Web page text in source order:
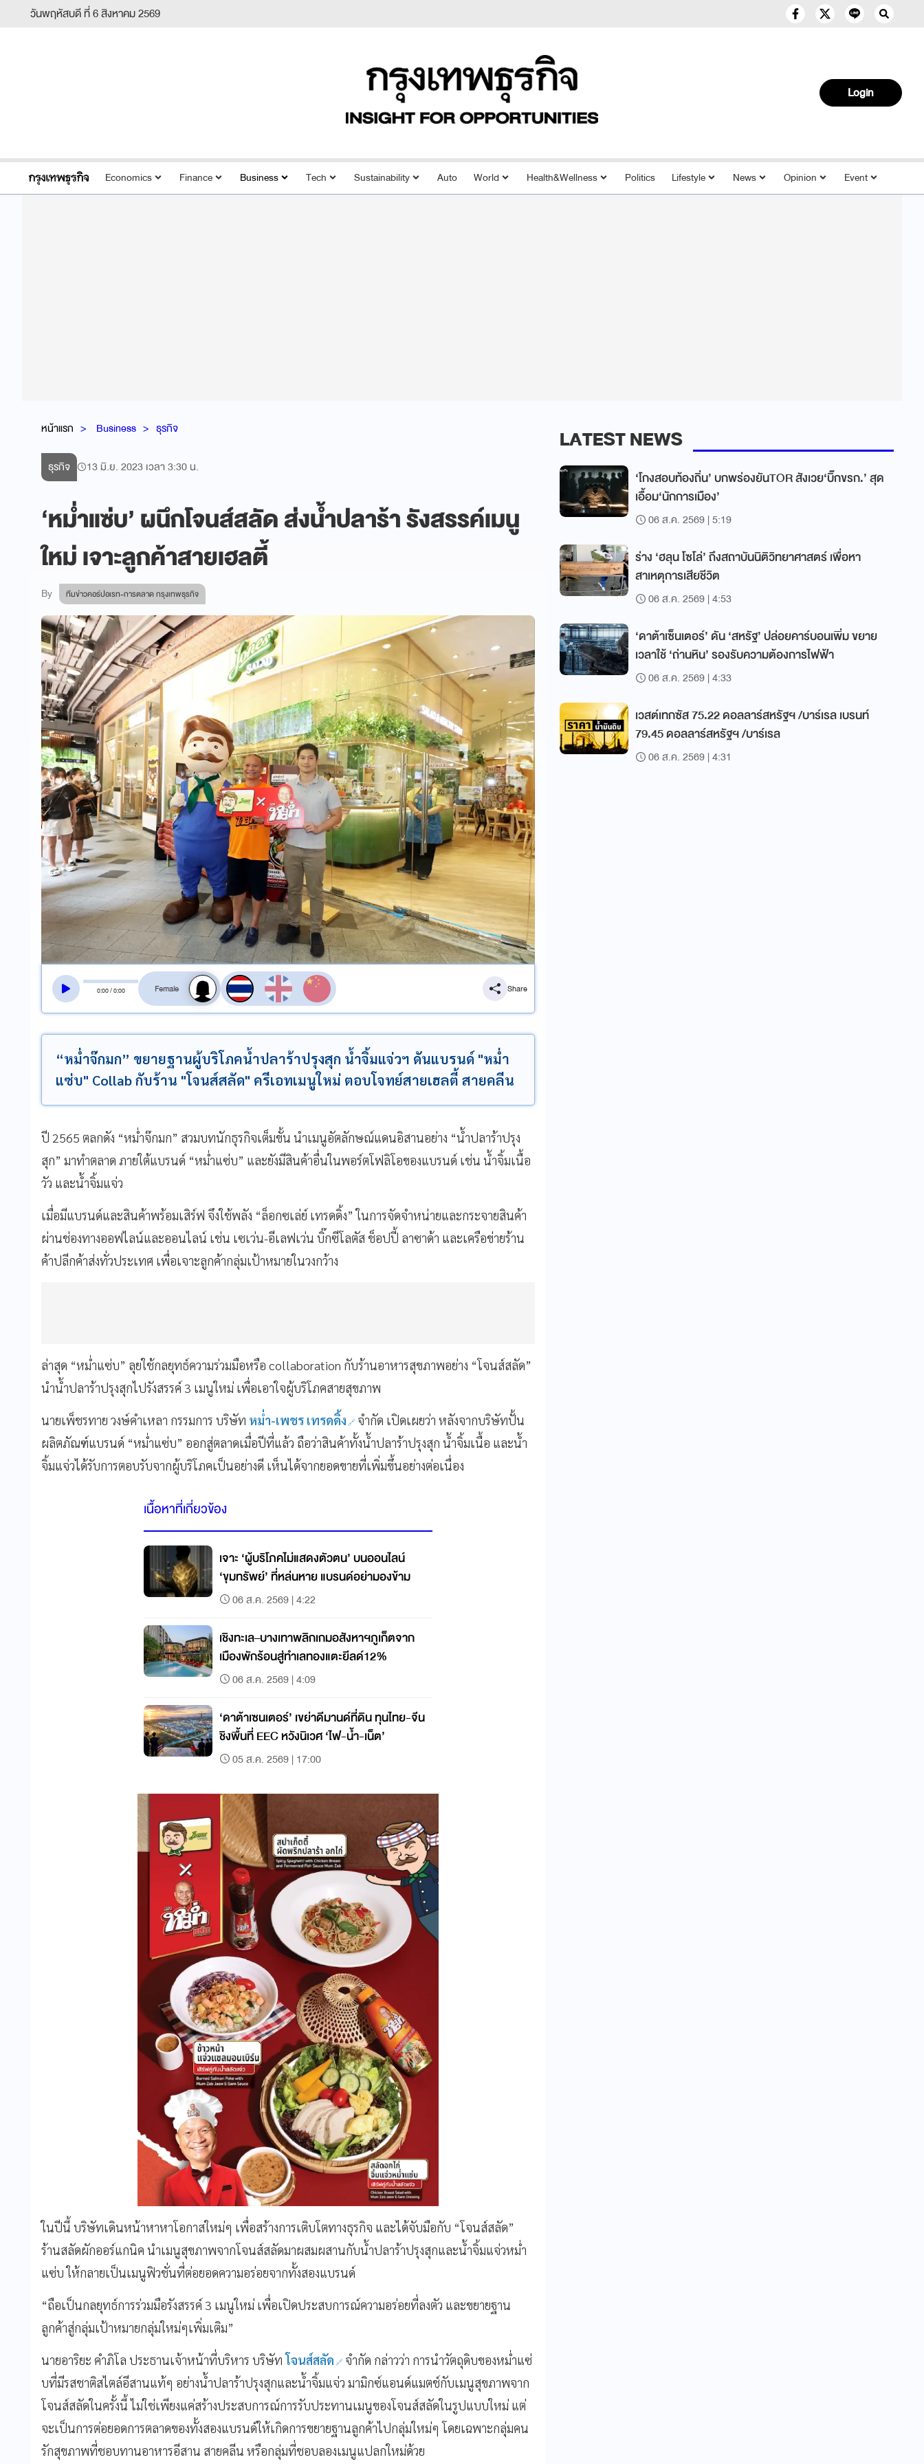
วันพฤหัสบดี ที่ 6 สิงหาคม 2569
Login
Economics Finance Business Tech Sustainability Auto World Health&Wellness Politics Lifestyle News Opinion Event
หน้าแรก Business ธุรกิจ
ธุรกิจ 13 มิ.ย. 2023 เวลา 3:30 น.
‘หม่ำแซ่บ’ ผนึกโจนส์สลัด ส่งน้ำปลาร้า รังสรรค์เมนู
ใหม่ เจาะลูกค้าสายเฮลตี้
By ทีมข่าวคอร์ปอเรท-การตลาด กรุงเทพธุรกิจ
0:00/0:00
สลับเสียงอ่าน
Share
“หม่ำจ๊กมก” ขยายฐานผู้บริโภคน้ำปลาร้าปรุงสุก น้ำจิ้มแจ่วฯ ดันแบรนด์ "หม่ำ
แซ่บ" Collab กับร้าน "โจนส์สลัด" ครีเอทเมนูใหม่ ตอบโจทย์สายเฮลตี้ สายคลีน
ปี 2565 ตลกดัง “หม่ำจ๊กมก” สวมบทนักธุรกิจเต็มขั้น นำเมนูอัตลักษณ์แดนอิสานอย่าง “น้ำปลาร้าปรุง
สุก” มาทำตลาด ภายใต้แบรนด์ “หม่ำแซ่บ” และยังมีสินค้าอื่นในพอร์ตโฟลิโอของแบรนด์ เช่น น้ำจิ้มเนื้อ
วัว และน้ำจิ้มแจ่ว
เมื่อมีแบรนด์และสินค้าพร้อมเสิร์ฟ จึงใช้พลัง “ล็อกซเล่ย์ เทรดดิ้ง” ในการจัดจำหน่ายและกระจายสินค้า
ผ่านช่องทางออฟไลน์และออนไลน์ เช่น เซเว่น-อีเลฟเว่น บิ๊กซีโลตัส ช็อปปี้ ลาซาด้า และเครือข่ายร้าน
ค้าปลีกค้าส่งทั่วประเทศ เพื่อเจาะลูกค้ากลุ่มเป้าหมายในวงกว้าง
ล่าสุด “หม่ำแซ่บ” ลุยใช้กลยุทธ์ความร่วมมือหรือ collaboration กับร้านอาหารสุขภาพอย่าง “โจนส์สลัด”
นำน้ำปลาร้าปรุงสุกไปรังสรรค์ 3 เมนูใหม่ เพื่อเอาใจผู้บริโภคสายสุขภาพ
นายเพ็ชรทาย วงษ์คำเหลา กรรมการ บริษัท หม่ำ-เพชร เทรดดิ้ง จำกัด เปิดเผยว่า หลังจากบริษัทปั้น
ผลิตภัณฑ์แบรนด์ “หม่ำแซ่บ” ออกสู่ตลาดเมื่อปีที่แล้ว ถือว่าสินค้าทั้งน้ำปลาร้าปรุงสุก น้ำจิ้มเนื้อ และน้ำ
จิ้มแจ่วได้รับการตอบรับจากผู้บริโภคเป็นอย่างดี เห็นได้จากยอดขายที่เพิ่มขึ้นอย่างต่อเนื่อง
เนื้อหาที่เกี่ยวข้อง
เจาะ ‘ผู้บริโภคไม่แสดงตัวตน’ บนออนไลน์
‘ขุมทรัพย์’ ที่หล่นหาย แบรนด์อย่ามองข้าม
06 ส.ค. 2569 | 4:22
เชิงทะเล–บางเทาพลิกเกมอสังหาฯภูเก็ตจาก
เมืองพักร้อนสู่ทำเลทองแตะยีลด์12%
06 ส.ค. 2569 | 4:09
‘ดาต้าเซนเตอร์’ เขย่าดีมานด์ที่ดิน ทุนไทย-จีน
ชิงพื้นที่ EEC หวังนิเวศ ‘ไฟ-น้ำ-เน็ต’
05 ส.ค. 2569 | 17:00
ในปีนี้ บริษัทเดินหน้าหาหาโอกาสใหม่ๆ เพื่อสร้างการเติบโตทางธุรกิจ และได้จับมือกับ “โจนส์สลัด”
ร้านสลัดผักออร์แกนิค นำเมนูสุขภาพจากโจนส์สลัดมาผสมผสานกับน้ำปลาร้าปรุงสุกและน้ำจิ้มแจ่วหม่ำ
แซ่บ ให้กลายเป็นเมนูฟิวชั่นที่ต่อยอดความอร่อยจากทั้งสองแบรนด์
“ถือเป็นกลยุทธ์การร่วมมือรังสรรค์ 3 เมนูใหม่ เพื่อเปิดประสบการณ์ความอร่อยที่ลงตัว และขยายฐาน
ลูกค้าสู่กลุ่มเป้าหมายกลุ่มใหม่ๆเพิ่มเติม”
นายอาริยะ คำภิโล ประธานเจ้าหน้าที่บริหาร บริษัทโจนส์สลัด จำกัด กล่าวว่า การนำวัตถุดิบของหม่ำแซ่
บที่มีรสชาติสไตล์อีสานแท้ๆ อย่างน้ำปลาร้าปรุงสุกและน้ำจิ้มแจ่ว มามิกซ์แอนด์แมตช์กับเมนูสุขภาพจาก
โจนส์สลัดในครั้งนี้ ไม่ใช่เพียงแค่สร้างประสบการณ์การรับประทานเมนูของโจนส์สลัดในรูปแบบใหม่ แต่
จะเป็นการต่อยอดการตลาดของทั้งสองแบรนด์ให้เกิดการขยายฐานลูกค้าไปกลุ่มใหม่ๆ โดยเฉพาะกลุ่มคน
รักสุขภาพที่ชอบทานอาหารอีสาน สายคลีน หรือกลุ่มที่ชอบลองเมนูแปลกใหม่ด้วย
LATEST NEWS
‘โกงสอบท้องถิ่น’ บกพร่องยันTOR สังเวย‘บิ๊กขรก.’ สุด
เอื้อม‘นักการเมือง’
06 ส.ค. 2569 | 5:19
ร่าง ‘ฮลุน โซโล่’ ถึงสถาบันนิติวิทยาศาสตร์ เพื่อหา
สาเหตุการเสียชีวิต
06 ส.ค. 2569 | 4:53
‘ดาต้าเซ็นเตอร์’ ดัน ‘สหรัฐ’ ปล่อยคาร์บอนเพิ่ม ขยาย
เวลาใช้ ‘ถ่านหิน’ รองรับความต้องการไฟฟ้า
06 ส.ค. 2569 | 4:33
เวสต์เทกซัส 75.22 ดอลลาร์สหรัฐฯ /บาร์เรล เบรนท์
79.45 ดอลลาร์สหรัฐฯ /บาร์เรล
06 ส.ค. 2569 | 4:31